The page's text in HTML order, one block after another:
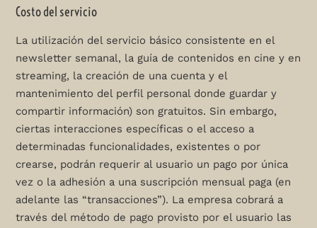
Costo del servicio
La utilización del servicio básico consistente en el
newsletter semanal, la guía de contenidos en cine y en
streaming, la creación de una cuenta y el
mantenimiento del perfil personal donde guardar y
compartir información) son gratuitos. Sin embargo,
ciertas interacciones específicas o el acceso a
determinadas funcionalidades, existentes o por
crearse, podrán requerir al usuario un pago por única
vez o la adhesión a una suscripción mensual paga (en
adelante las “transacciones”). La empresa cobrará a
través del método de pago provisto por el usuario las